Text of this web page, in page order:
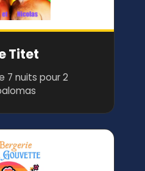
Titet
7 nuits pour 2